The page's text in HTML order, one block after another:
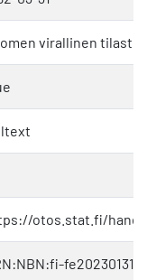
virallinen tilasto
otos.stat.fi/